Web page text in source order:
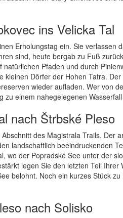
ins Velicka Tal
Erholungstag ein. Sie verlassen
sind, heute bergab zu Fuß
Pfaden und durch
Dörfer der Hohen Tatra.
wieder aufladen. Wer von
zu einem nahegelegenen
nach Štrbské Pleso
des Magistrala Trails. Der
landschaftlich beeindruckenden
wo der Popradské See unter der
legen Sie den letzten Teil Ihrer
belohnt. Noch ein kurzes Stück
nach Solisko